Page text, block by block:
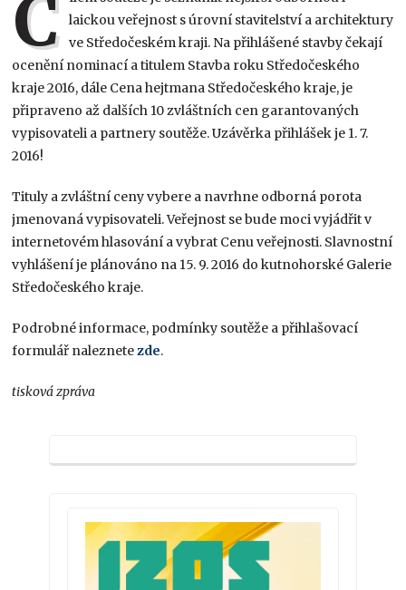
C laickou veřejnost s úrovní stavitelství a architektury
ve Středočeském kraji. Na přihlášené stavby čekají
ocenění nominací a titulem Stavba roku Středočeského
kraje 2016, dále Cena hejtmana Středočeského kraje, je
připraveno až dalších 10 zvláštních cen garantovaných
vypisovateli a partnery soutěže. Uzávěrka přihlášek je 1. 7.
2016!
Tituly a zvláštní ceny vybere a navrhne odborná porota
jmenovaná vypisovateli. Veřejnost se bude moci vyjádřit v
internetovém hlasování a vybrat Cenu veřejnosti. Slavnostní
vyhlášení je plánováno na 15. 9. 2016 do kutnohorské Galerie
Středočeského kraje.
Podrobné informace, podmínky soutěže a přihlašovací
formulář naleznete zde.
tisková zpráva